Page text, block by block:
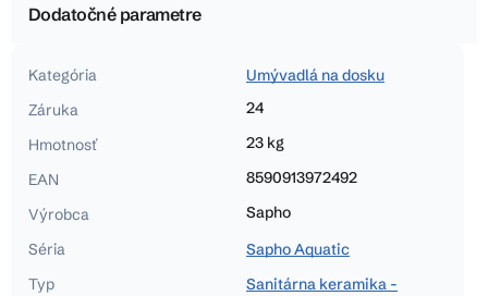
Dodatočné parametre
Kategória
Umývadlá na dosku
Záruka
24
Hmotnosť
23 kg
EAN
8590913972492
Výrobca
Sapho
Séria
Sapho Aquatic
Typ
Sanitárna keramika -